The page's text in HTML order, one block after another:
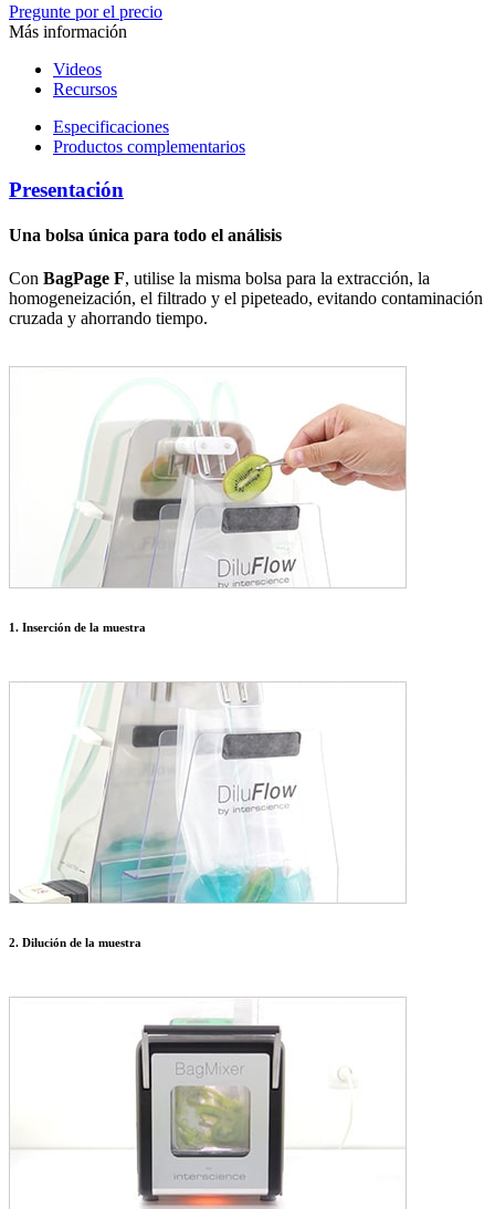
Pregunte por el precio
Más información
Videos
Recursos
Especificaciones
Productos complementarios
Presentación
Una bolsa única para todo el análisis
Con BagPage F, utilise la misma bolsa para la extracción, la
homogeneización, el filtrado y el pipeteado, evitando contaminación
cruzada y ahorrando tiempo.
1. Inserción de la muestra
2. Dilución de la muestra